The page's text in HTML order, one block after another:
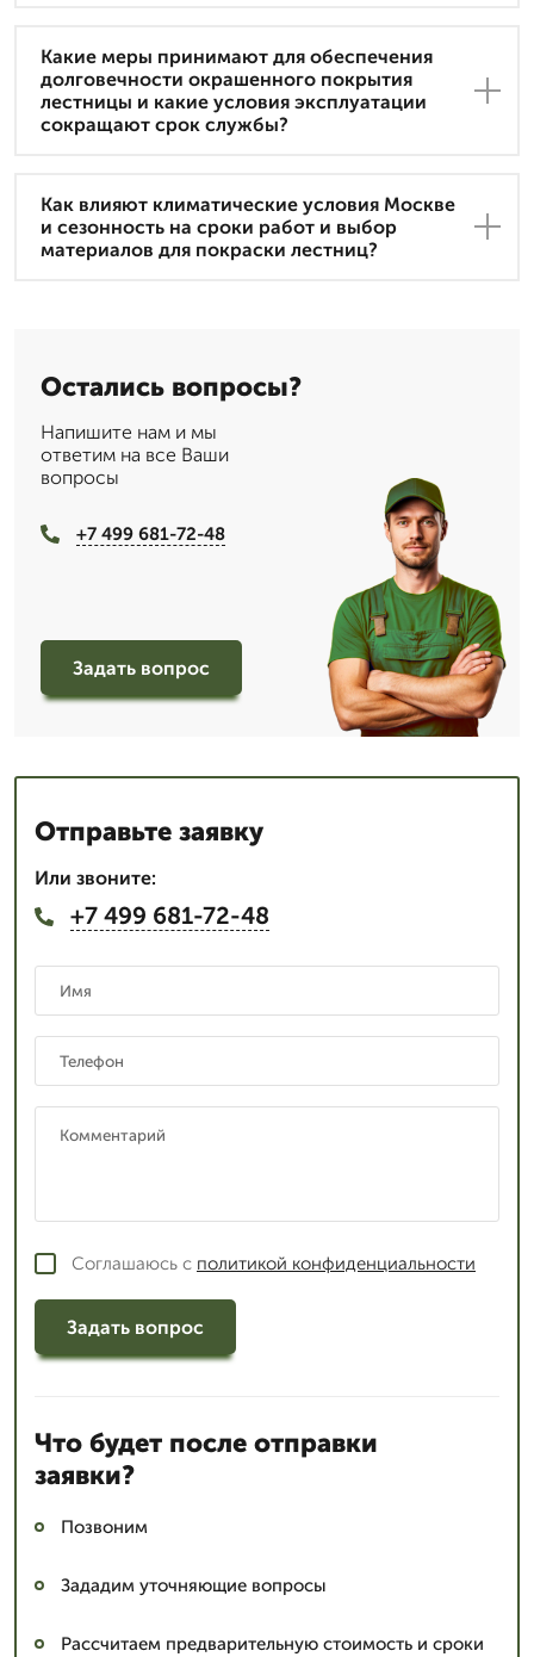
Какие меры принимают для обеспечения
долговечности окрашенного покрытия
лестницы и какие условия эксплуатации
сокращают срок службы?
Как влияют климатические условия Москве
и сезонность на сроки работ и выбор
материалов для покраски лестниц?
Остались вопросы?
Напишите нам и мы
ответим на все Ваши
вопросы
+7 499 681-72-48
Задать вопрос
Отправьте заявку
Или звоните:
+7 499 681-72-48
Соглашаюсь с политикой конфиденциальности
Задать вопрос
Что будет после отправки
заявки?
Позвоним
Зададим уточняющие вопросы
Рассчитаем предварительную стоимость и сроки